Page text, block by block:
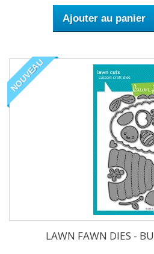
Ajouter au panier
NOUVEAU
LAWN FAWN DIES -